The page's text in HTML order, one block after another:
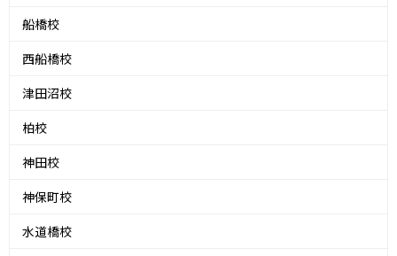
船橋校
西船橋校
津田沼校
柏校
神田校
神保町校
水道橋校